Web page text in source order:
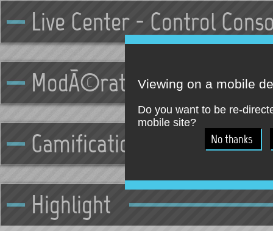
Live Center - Control
ModÃ©ration - Live Center
Gamification - Contest &
Highlight
Viewing on a mobile
Do you want to be re-
mobile site?